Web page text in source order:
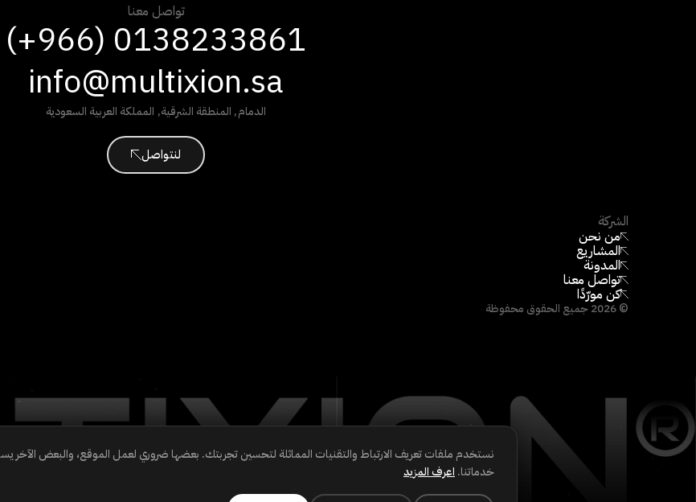
الشركة
من نحن
المشاريع
المدونة
تواصل معنا
كن مورّدًا
©
2026جميع الحقوق محفوظة
تواصل معنا
(+966) 0138233861
info@multixion.sa
الدمام, المنطقة الشرقية, المملكة العربية السعودية
لنتواصل
نستخدم ملفات تعريف الارتباط والتقنيات المماثلة لتحسين تجربتك. بعضها ضروري لعمل الموقع، والبعض الآخر
خدماتنا. اعرف المزيد